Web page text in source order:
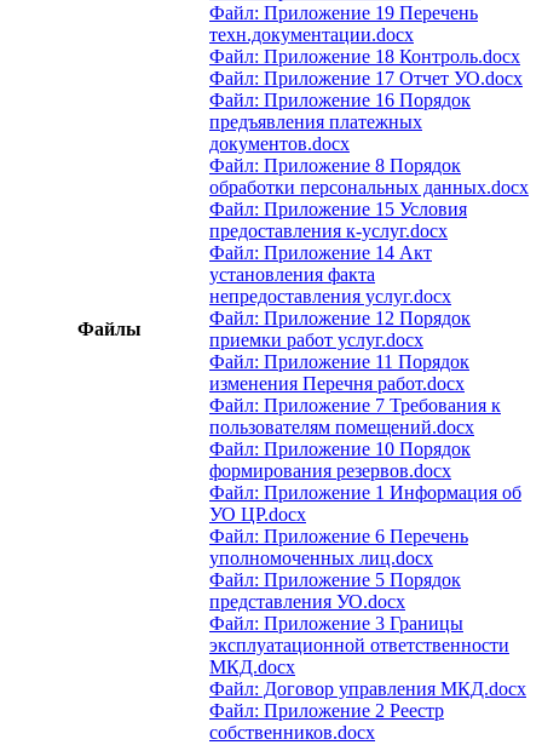
Файлы
Файл: Приложение 19 Перечень
техн.документации.docx
Файл: Приложение 18 Контроль.docx
Файл: Приложение 17 Отчет УО.docx
Файл: Приложение 16 Порядок
предъявления платежных
документов.docx
Файл: Приложение 8 Порядок
обработки персональных данных.docx
Файл: Приложение 15 Условия
предоставления к-услуг.docx
Файл: Приложение 14 Акт
установления факта
непредоставления услуг.docx
Файл: Приложение 12 Порядок
приемки работ услуг.docx
Файл: Приложение 11 Порядок
изменения Перечня работ.docx
Файл: Приложение 7 Требования к
пользователям помещений.docx
Файл: Приложение 10 Порядок
формирования резервов.docx
Файл: Приложение 1 Информация об
УО ЦР.docx
Файл: Приложение 6 Перечень
уполномоченных лиц.docx
Файл: Приложение 5 Порядок
представления УО.docx
Файл: Приложение 3 Границы
эксплуатационной ответственности
МКД.docx
Файл: Договор управления МКД.docx
Файл: Приложение 2 Реестр
собственников.docx